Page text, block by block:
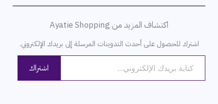
اكتشاف المزيد من Ayatie Shopping
اشترك للحصول على أحدث التدوينات المرسلة إلى بريدك الإلكتروني.
كتابة بريدك الإلكتروني...
اشتراك